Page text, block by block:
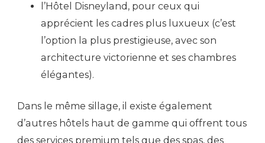
l’Hôtel Disneyland, pour ceux qui
apprécient les cadres plus luxueux (c’est
l’option la plus prestigieuse, avec son
architecture victorienne et ses chambres
élégantes).
Dans le même sillage, il existe également
d’autres hôtels haut de gamme qui offrent tous
des services premium tels que des spas, des